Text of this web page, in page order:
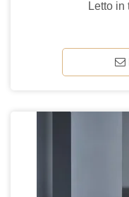
Letto in